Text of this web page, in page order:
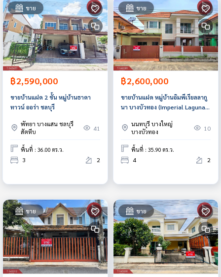
ขาย
฿2,590,000
ขายบ้านแฝด 2 ชั้น หมู่บ้านธาดา
ทาวน์ ออร่า ชลบุรี
พัทยา บางแสน ชลบุรี
สัตหีบ
41
พื้นที่ : 36.00 ตร.ว.
3 2
ขาย
฿2,600,000
ขายบ้านแฝด หมู่บ้านอิมพีเรียลลากู
นา บางบัวทอง (Imperial Laguna)
นนทบุรี บางใหญ่
บางบัวทอง
10
พื้นที่ : 35.90 ตร.ว.
4 2
ขาย ขาย